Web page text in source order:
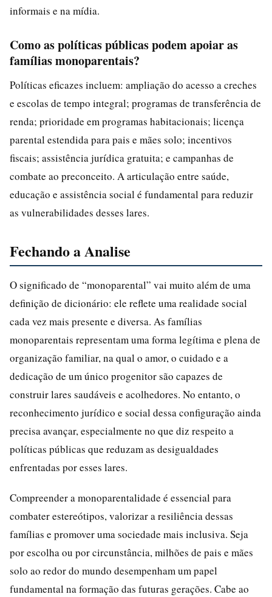
informais e na mídia.
Como as políticas públicas podem apoiar as
famílias monoparentais?
Políticas eficazes incluem: ampliação do acesso a creches
e escolas de tempo integral; programas de transferência de
renda; prioridade em programas habitacionais; licença
parental estendida para pais e mães solo; incentivos
fiscais; assistência jurídica gratuita; e campanhas de
combate ao preconceito. A articulação entre saúde,
educação e assistência social é fundamental para reduzir
as vulnerabilidades desses lares.
Fechando a Analise
O significado de “monoparental” vai muito além de uma
definição de dicionário: ele reflete uma realidade social
cada vez mais presente e diversa. As famílias
monoparentais representam uma forma legítima e plena de
organização familiar, na qual o amor, o cuidado e a
dedicação de um único progenitor são capazes de
construir lares saudáveis e acolhedores. No entanto, o
reconhecimento jurídico e social dessa configuração ainda
precisa avançar, especialmente no que diz respeito a
políticas públicas que reduzam as desigualdades
enfrentadas por esses lares.
Compreender a monoparentalidade é essencial para
combater estereótipos, valorizar a resiliência dessas
famílias e promover uma sociedade mais inclusiva. Seja
por escolha ou por circunstância, milhões de pais e mães
solo ao redor do mundo desempenham um papel
fundamental na formação das futuras gerações. Cabe ao